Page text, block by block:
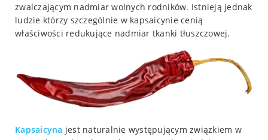
zwalczającym nadmiar wolnych rodników. Istnieją jednak
ludzie którzy szczególnie w kapsaicynie cenią
właściwości redukujące nadmiar tkanki tłuszczowej.
Kapsaicyna jest naturalnie występującym związkiem w